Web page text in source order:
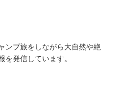
ンプ旅をしながら大自然や絶
を発信しています。